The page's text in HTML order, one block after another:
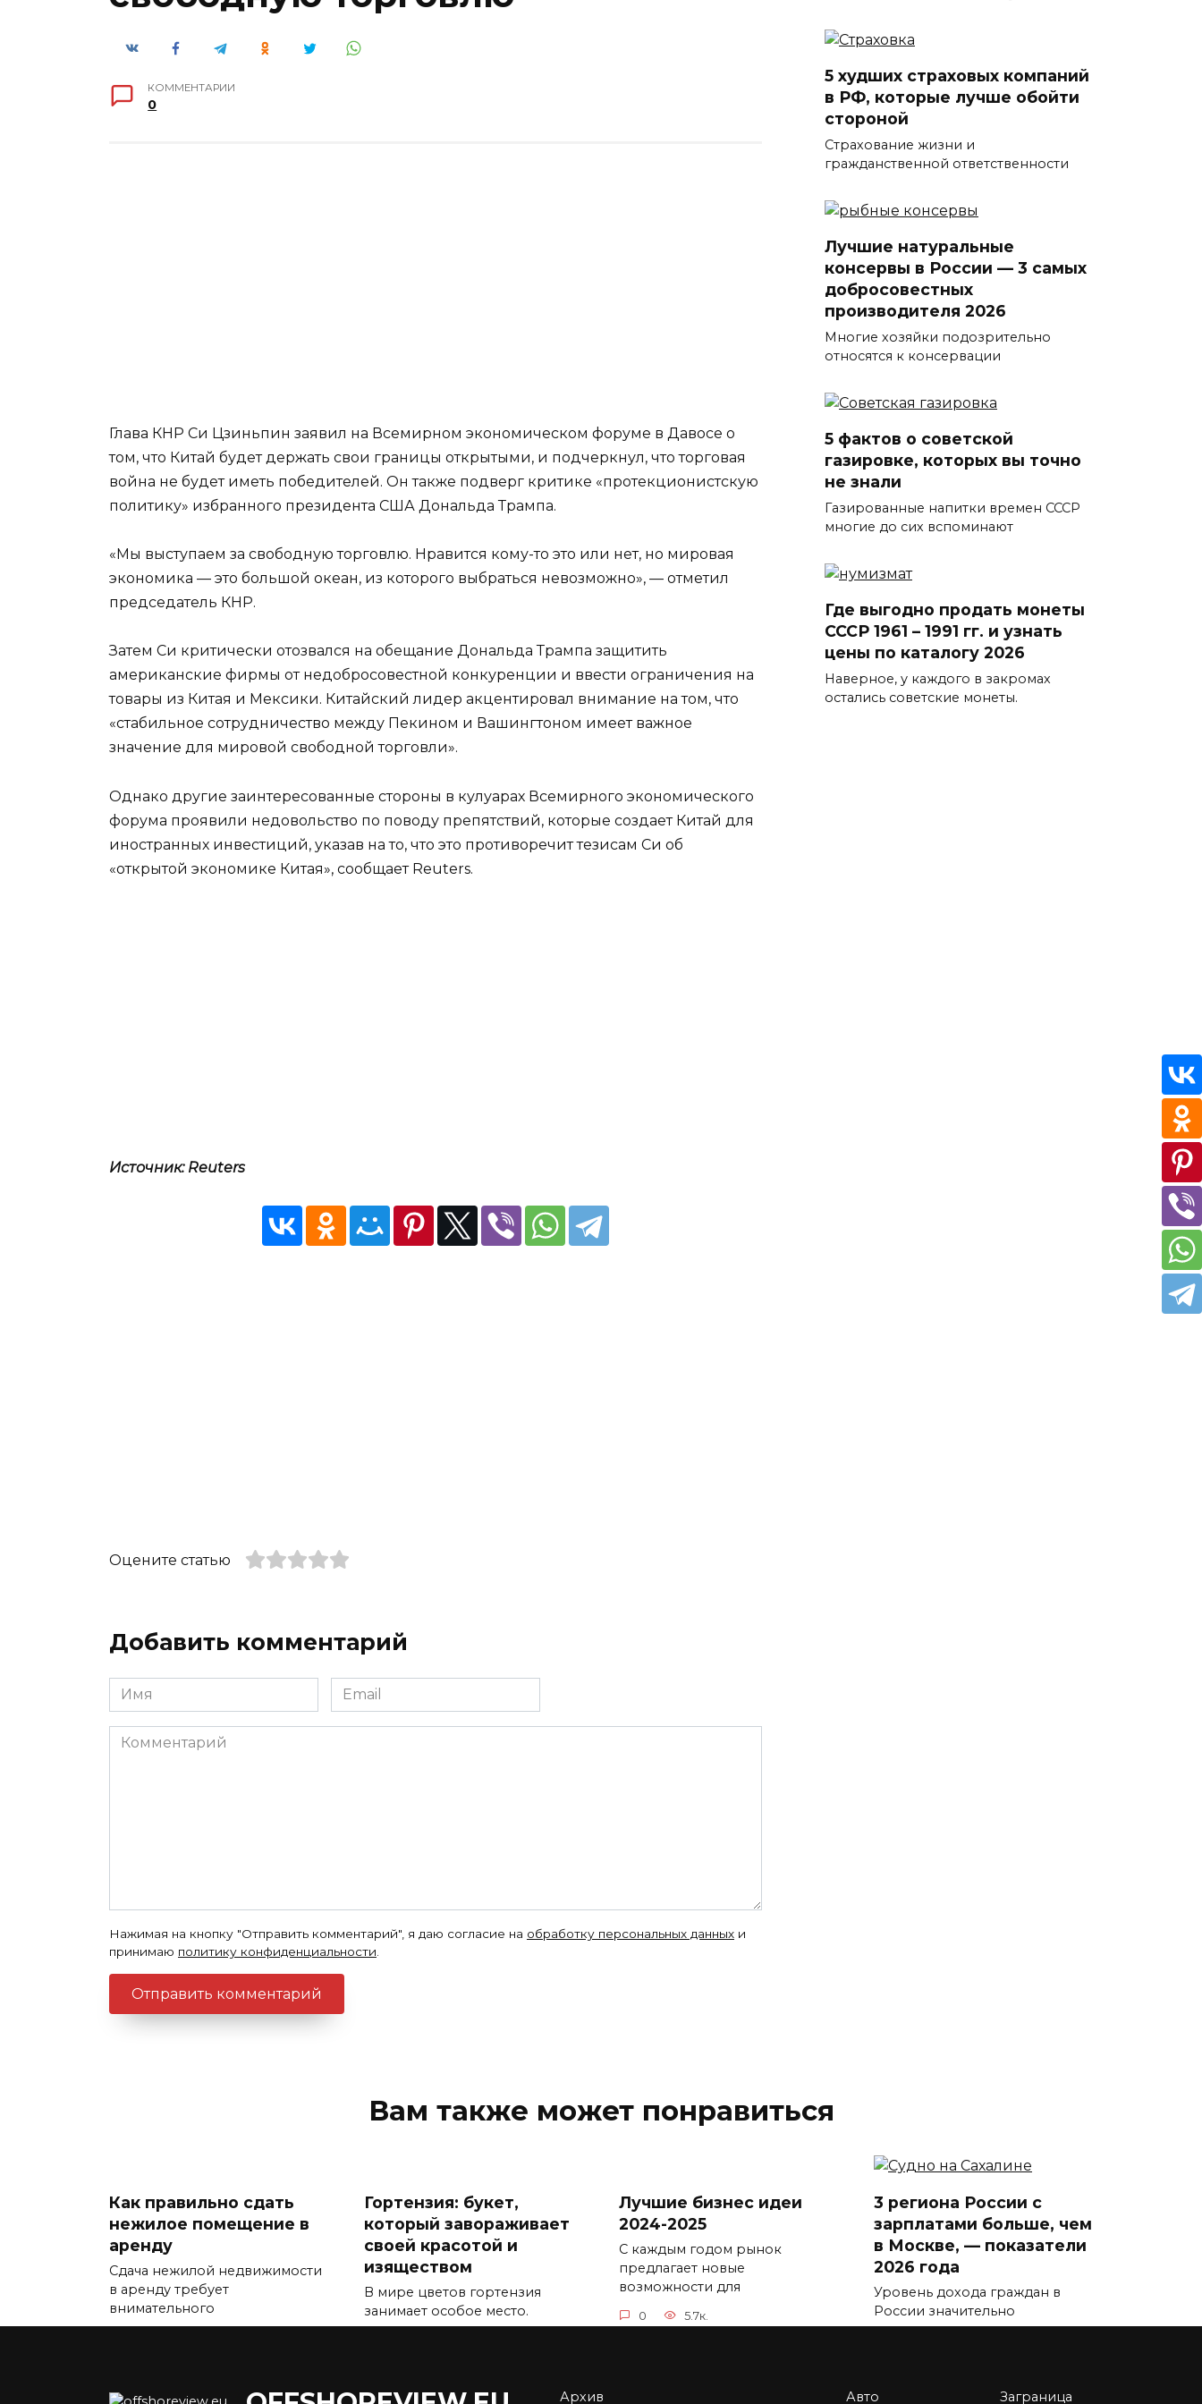
КОММЕНТАРИИ
0
Глава КНР Си Цзиньпин заявил на Всемирном экономическом форуме в Давосе о
том, что Китай будет держать свои границы открытыми, и подчеркнул, что торговая
война не будет иметь победителей. Он также подверг критике «протекционистскую
политику» избранного президента США Дональда Трампа.
«Мы выступаем за свободную торговлю. Нравится кому-то это или нет, но мировая
экономика — это большой океан, из которого выбраться невозможно», — отметил
председатель КНР.
Затем Си критически отозвался на обещание Дональда Трампа защитить
американские фирмы от недобросовестной конкуренции и ввести ограничения на
товары из Китая и Мексики. Китайский лидер акцентировал внимание на том, что
«стабильное сотрудничество между Пекином и Вашингтоном имеет важное
значение для мировой свободной торговли».
Однако другие заинтересованные стороны в кулуарах Всемирного экономического
форума проявили недовольство по поводу препятствий, которые создает Китай для
иностранных инвестиций, указав на то, что это противоречит тезисам Си об
«открытой экономике Китая», сообщает Reuters.
Источник: Reuters
Оцените статью
Добавить комментарий
Имя
*
Email
*
Комментарий
Нажимая на кнопку "Отправить комментарий", я даю согласие на обработку персональных данных и
принимаю политику конфиденциальности
5 худших страховых компаний
в РФ, которые лучше обойти
стороной
Страхование жизни и
гражданственной ответственности
Лучшие натуральные
консервы в России — 3 самых
добросовестных
производителя 2026
Многие хозяйки подозрительно
относятся к консервации
5 фактов о советской
газировке, которых вы точно
не знали
Газированные напитки времен СССР
многие до сих вспоминают
Где выгодно продать монеты
СССР 1961 – 1991 гг. и узнать
цены по каталогу 2026
Наверное, у каждого в закромах
остались советские монеты.
Вам также может понравиться
Как правильно сдать
нежилое помещение в
аренду
Сдача нежилой недвижимости
в аренду требует
внимательного
Гортензия: букет,
который завораживает
своей красотой и
изяществом
В мире цветов гортензия
занимает особое место.
Лучшие бизнес идеи
2024-2025
С каждым годом рынок
предлагает новые
возможности для
0 5.7к.
3 региона России с
зарплатами больше, чем
в Москве, — показатели
2026 года
Уровень дохода граждан в
России значительно
отличается
Архив Авто Заграница